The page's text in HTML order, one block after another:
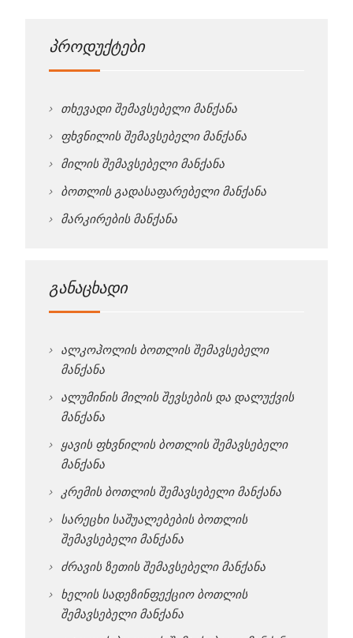
პროდუქტები
თხევადი შემავსებელი მანქანა
ფხვნილის შემავსებელი მანქანა
მილის შემავსებელი მანქანა
ბოთლის გადასაფარებელი მანქანა
მარკირების მანქანა
განაცხადი
ალკოჰოლის ბოთლის შემავსებელი
მანქანა
ალუმინის მილის შევსების და დალუქვის
მანქანა
ყავის ფხვნილის ბოთლის შემავსებელი
მანქანა
კრემის ბოთლის შემავსებელი მანქანა
სარეცხი საშუალებების ბოთლის
შემავსებელი მანქანა
ძრავის ზეთის შემავსებელი მანქანა
ხელის სადეზინფექციო ბოთლის
შემავსებელი მანქანა